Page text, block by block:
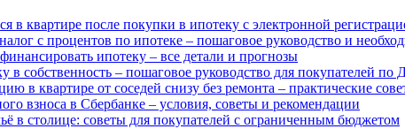
в квартире после покупки в ипотеку с электронной
с процентов по ипотеке – пошаговое руководство и
ипотеку – все детали и прогнозы
в собственность – пошаговое руководство для покупателей по
в квартире от соседей снизу без ремонта – практические
взноса в Сбербанке – условия, советы и рекомендации
в столице: советы для покупателей с ограниченным бюджетом